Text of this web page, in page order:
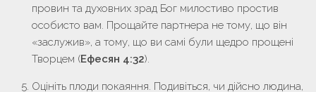
провин та духовних зрад Бог милостиво простив
особисто вам. Прощайте партнера не тому, що він
«заслужив», а тому, що ви самі були щедро прощені
Творцем (Ефесян 4:32).
Оцініть плоди покаяння. Подивіться, чи дійсно людина,